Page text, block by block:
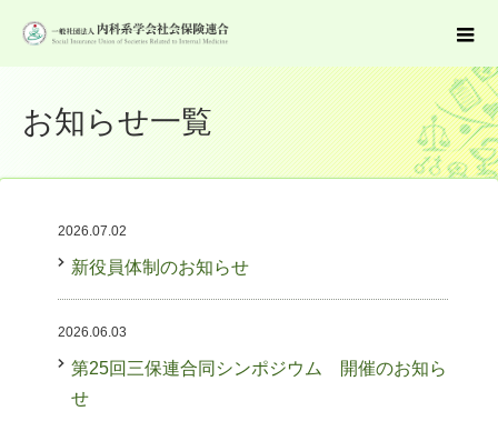
お知らせ一覧
2026.07.02
新役員体制のお知らせ
2026.06.03
第25回三保連合同シンポジウム 開催のお知ら
せ